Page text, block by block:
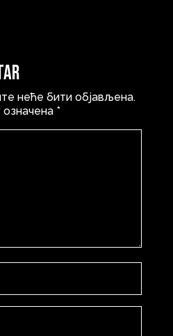
неће бити објављена.
*